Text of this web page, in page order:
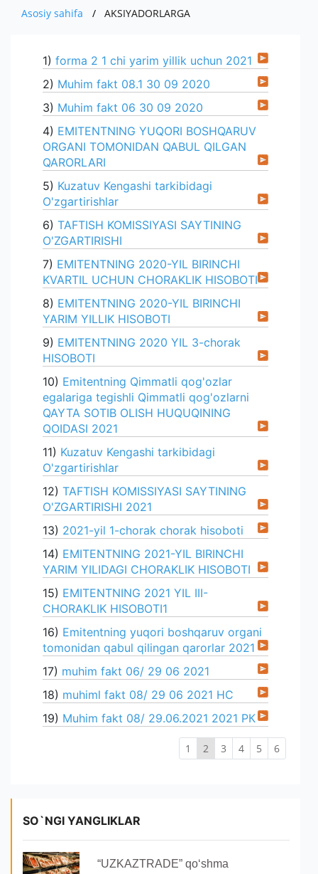
XOM ASHYO VA MATERIALLAR
AVTOMOBILLAR
MUHIM FAKTLAR
KOMPANIYANING ICHKI HUJJATLARI
ISHLAB CHIQARADIGAN MAXSULOT VA
EKSPORT
IMPORT
BOJXONA RASMIYLASHTIRUVI
AUTSORSING
EKSPORT
PRESS
KO'RGAZMALAR
YANGILIKLAR ARXIVI
YUR-JIS. SHAXSLAR MUROJAATI
SO'ROVNOMA
ALOQA
E'LON
Asosiy sahifa AKSIYADORLARGA
1) forma 2 1 chi yarim yillik uchun 2021
2) Muhim fakt 08.1 30 09 2020
3) Muhim fakt 06 30 09 2020
4) EMITENTNING YUQORI BOSHQARUV
ORGANI TOMONIDAN QABUL QILGAN
QARORLARI
5) Kuzatuv Kengashi tarkibidagi
O'zgartirishlar
6) TAFTISH KOMISSIYASI SAYTINING
O'ZGARTIRISHI
7) EMITENTNING 2020-YIL BIRINCHI
KVARTIL UCHUN CHORAKLIK HISOBOTI
8) EMITENTNING 2020-YIL BIRINCHI
YARIM YILLIK HISOBOTI
9) EMITENTNING 2020 YIL 3-chorak
HISOBOTI
10) Emitentning Qimmatli qog'ozlar
egalariga tegishli Qimmatli qog'ozlarni
QAYTA SOTIB OLISH HUQUQINING
QOIDASI 2021
11) Kuzatuv Kengashi tarkibidagi
O'zgartirishlar
12) TAFTISH KOMISSIYASI SAYTINING
O'ZGARTIRISHI 2021
13) 2021-yil 1-chorak chorak hisoboti
14) EMITENTNING 2021-YIL BIRINCHI
YARIM YILIDAGI CHORAKLIK HISOBOTI
15) EMITENTNING 2021 YIL III-
CHORAKLIK HISOBOTI1
16) Emitentning yuqori boshqaruv organi
tomonidan qabul qilingan qarorlar 2021
17) muhim fakt 06/ 29 06 2021
18) muhiml fakt 08/ 29 06 2021 НС
19) Muhim fakt 08/ 29.06.2021 2021 РК
1 2 3 4 5 6
SO`NGI YANGLIKLAR
“UZKAZTRADE” qoʻshma